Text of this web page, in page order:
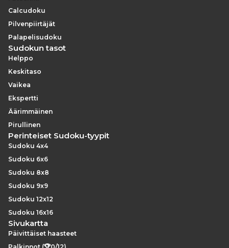
Calcudoku
Pilvenpiirtäjät
Palapelisudoku
Sudokun tasot
Helppo
Keskitaso
Vaikea
Ekspertti
Äärimmäinen
Pirullinen
Perinteiset Sudoku-tyypit
Sudoku 4x4
Sudoku 6x6
Sudoku 8x8
Sudoku 9x9
Sudoku 12x12
Sudoku 16x16
Sivukartta
Päivittäiset haasteet